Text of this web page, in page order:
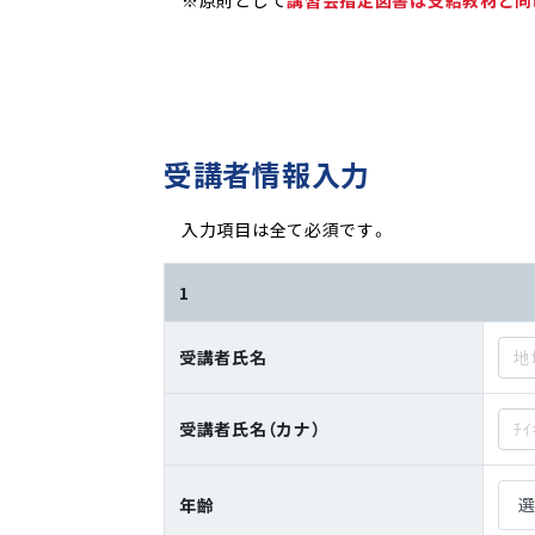
受講者情報入力
入力項目は全て必須です。
1
受講者氏名
受講者氏名（カナ）
年齡